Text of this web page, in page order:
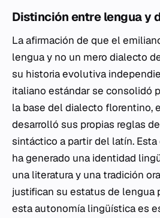
Distinción entre lengua y
La afirmación de que el
lengua y no un mero dialecto
su historia evolutiva
italiano estándar se consolidó
la base del dialecto florentino,
desarrolló sus propias reglas
sintáctico a partir del latín.
ha generado una identidad
una literatura y una tradición
justifican su estatus de lengua
esta autonomía lingüística es